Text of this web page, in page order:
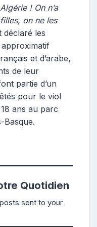
! On n’a
on ne les
déclaré les
et d’arabe,
de leur
partie d’un
pour le viol
ans au parc
Basque.
Quotidien
sent to your